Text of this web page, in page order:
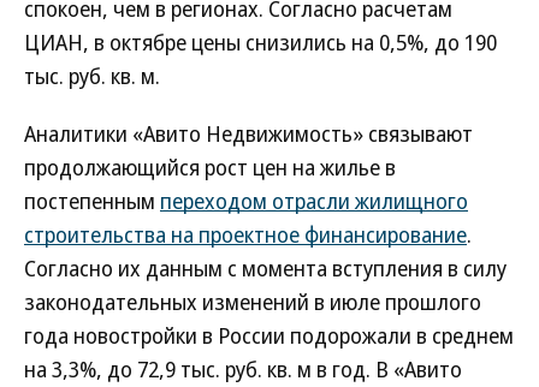
спокоен, чем в регионах. Согласно расчетам
ЦИАН, в октябре цены снизились на 0,5%, до 190
тыс. руб. кв. м.
Аналитики «Авито Недвижимость» связывают
продолжающийся рост цен на жилье в
постепенным переходом отрасли жилищного
строительства на проектное финансирование.
Согласно их данным с момента вступления в силу
законодательных изменений в июле прошлого
года новостройки в России подорожали в среднем
на 3,3%, до 72,9 тыс. руб. кв. м в год. В «Авито